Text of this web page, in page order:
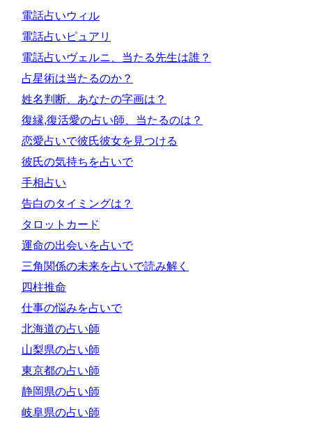
電話占いウィル
電話占いピュアリ
電話占いヴェルニ、当たる先生は誰？
占星術は当たるのか？
姓名判断、あなたの字画は？
復縁,復活愛の占い師、当たるのは？
恋愛占いで彼氏彼女を見つける
彼氏の気持ちを占いで
手相占い
告白のタイミングは？
タロットカード
運命の出会いを占いで
三角関係の未来を占いで読み解く
四柱推命
仕事の悩みを占いで
北海道の占い師
山梨県の占い師
東京都の占い師
静岡県の占い師
岐阜県の占い師